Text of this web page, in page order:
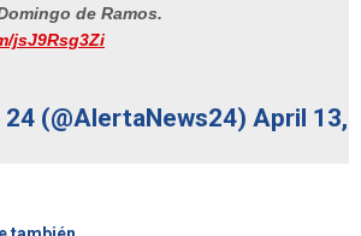
de Ramos.
jsJ9Rsg3Zi
(@AlertaNews24) April 13,